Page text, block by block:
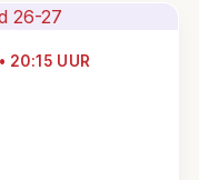
20:15 UUR